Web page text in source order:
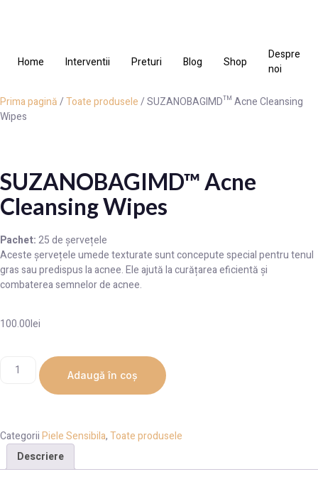
Home Interventii Preturi Blog Shop
Despre
noi
Prima pagină/Toate produsele/ SUZANOBAGIMD™ Acne Cleansing
Wipes
SUZANOBAGIMD™ Acne
Cleansing Wipes
Pachet:25 de șervețele
Aceste șervețele umede texturate sunt concepute special pentru tenul
gras sau predispus la acnee. Ele ajută la curățarea eficientă și
combaterea semnelor de acnee.
100.00lei
Adaugă în coș
CategoriiPiele Sensibila,Toate produsele
Descriere